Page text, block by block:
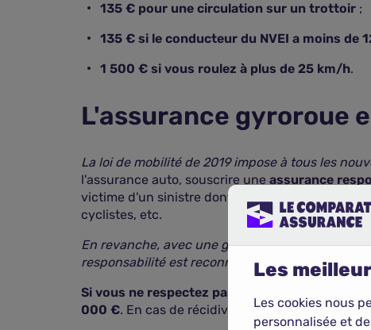
135 € pour une circulation sur un trottoir ;
135 € si le conducteur du NVEI a moins de
1 500 € si vous roulez à plus de 25 km/h.
L'assurance gyroroue
La loi de mobilité de 2019 impose à tous les
l'assurance auto, souscrire une assurance
victime d'un sinistre dont vous êtes
cyclistes, etc.
En revanche, avec une garantie minimale,
responsabilité est reconnue.
Si vous ne respectez pas votre obligation
000 €. En cas de récidive, l'amende peut
Les
Les cookies nous
personnalisée et